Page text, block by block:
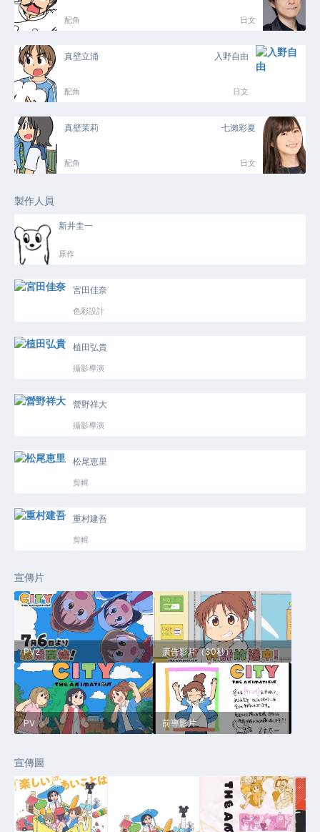
配角 日文
真壁立涌 入野自由
配角 日文
真壁茉莉 七瀨彩夏
配角 日文
製作人員
新井圭一
原作
宮田佳奈
色彩設計
植田弘貴
攝影導演
營野祥大
攝影導演
松尾恵里
剪輯
重村建吾
剪輯
宣傳片
PV2 廣告影片（30秒）
PV 前導影片
宣傳圖